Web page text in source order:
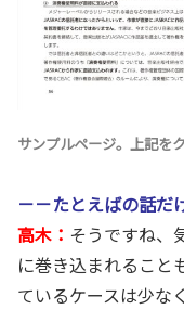
サンプルページ。上記を
－－たとえばの話だ
高木： そうですね、
に巻き込まれること
ているケースは少な